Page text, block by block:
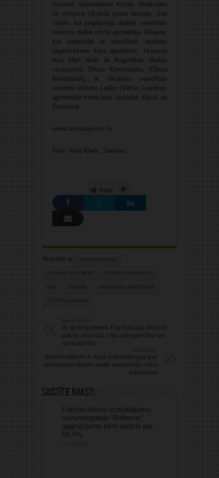
nozares stiprināšanu krīzes situācijām
un ministra Ukrainā gūtās atziņas. Jau
ziņots, ka pagājušajā nedēļā veselības
ministrs darba vizītē apmeklēja Ukrainu,
kur iepazinās ar veselības aprūpes
organizēšanu kara apstākļos. Hosams
Abu Meri tikās ar Augstākās Radas
vicespīkeri Olenu Kondratjuku (Olena
Kondratiuk) , ar Ukrainas veselības
ministru Viktoru Ļaško (Viktor Liashko) ,
apmeklēja medicīnas iestādes Kijivā un
Čerņihivā.
www.farmacija-mic.lv
Foto: Ieva Ābele, Saeima
Patīk
Atzīmēti ar: DAIGA MIERIŅA
HOSAMS ABU MERI OLENA KONDRATIUK
PVO SAEIMA VESELĪBAS MINISTRIJA
VIKTOR LIASHKO
Ar grozījumiem Farmācijas likumā
plāno veicināt zāļu pieejamību un
uzraudzību
Iedzīvotājiem ir maz informācijas par
netradicionāliem sirds veselības riska
faktoriem
Saistītie raksti
Farmaceitisko izstrādājumu
vairumtirgotāja “Baltacon”
apgrozījums pērn audzis par
84,4%